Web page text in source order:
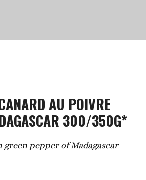
AU POIVRE
300/350G*
pepper of Madagascar